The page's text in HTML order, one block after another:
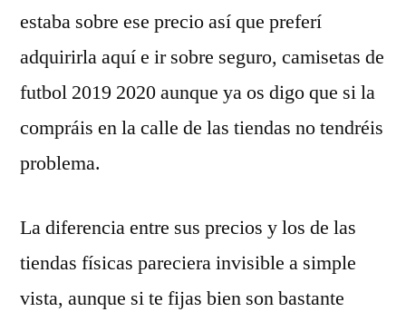
estaba sobre ese precio así que preferí
adquirirla aquí e ir sobre seguro, camisetas de
futbol 2019 2020 aunque ya os digo que si la
compráis en la calle de las tiendas no tendréis
problema.
La diferencia entre sus precios y los de las
tiendas físicas pareciera invisible a simple
vista, aunque si te fijas bien son bastante